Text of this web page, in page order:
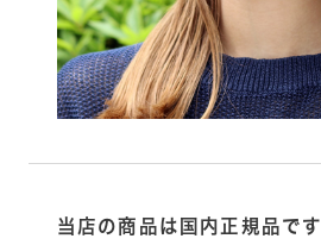
当店の商品は国内正規品です